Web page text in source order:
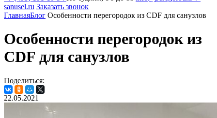
sanusel.ru Заказать звонок
ГлавнаяБлог Особенности перегородок из CDF для санузлов
Особенности перегородок из
CDF для санузлов
Поделиться:
22.05.2021